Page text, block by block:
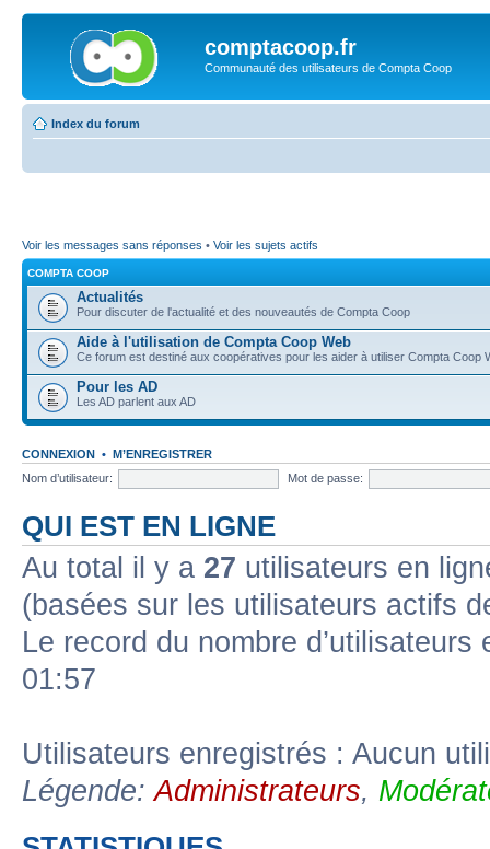
comptacoop.fr
Communauté des utilisateurs de Compta Coop
Index du forum
Voir les messages sans réponses • Voir les sujets actifs
COMPTA COOP
Actualités
Pour discuter de l'actualité et des nouveautés de Compta Coop
Aide à l'utilisation de Compta Coop Web
Ce forum est destiné aux coopératives pour les aider à utiliser Compta Coop
Pour les AD
Les AD parlent aux AD
CONNEXION • M’ENREGISTRER
Nom d’utilisateur:
Mot de passe:
QUI EST EN LIGNE
Au total il y a 27 utilisateurs en
(basées sur les utilisateurs actifs
Le record du nombre
01:57
Utilisateurs enregistrés : Aucun
Légende:Administrateurs,